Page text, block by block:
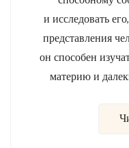
и исследовать
представления
он способен
материю и